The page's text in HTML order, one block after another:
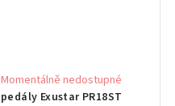
pedály Exustar PR18ST
Momentálně nedostupné